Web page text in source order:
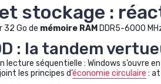
et stockage :
32 Go de mémoire RAM DDR5-6000
: la tandem
lecture séquentielle : Windows s’ouvre
les principes d’économie circulaire :